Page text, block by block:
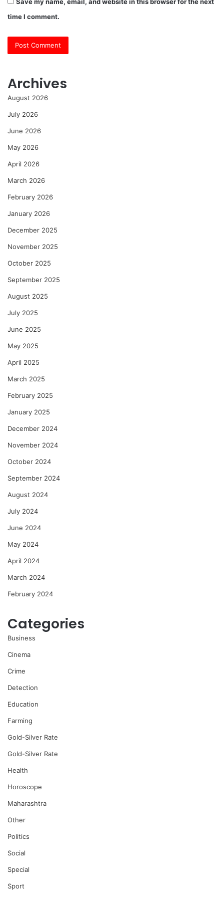
Save my name, email, and website in this browser for the next
time I comment.
Archives
August 2026
July 2026
June 2026
May 2026
April 2026
March 2026
February 2026
January 2026
December 2025
November 2025
October 2025
September 2025
August 2025
July 2025
June 2025
May 2025
April 2025
March 2025
February 2025
January 2025
December 2024
November 2024
October 2024
September 2024
August 2024
July 2024
June 2024
May 2024
April 2024
March 2024
February 2024
Categories
Business
Cinema
Crime
Detection
Education
Farming
Gold-Silver Rate
Gold-Silver Rate
Health
Horoscope
Maharashtra
Other
Politics
Social
Special
Sport